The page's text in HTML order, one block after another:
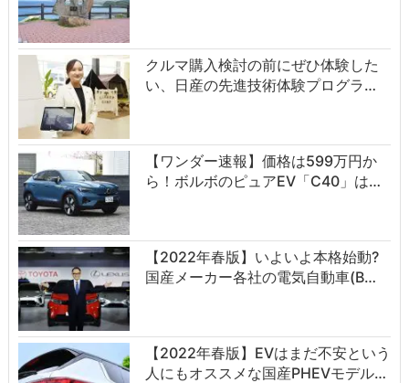
クルマ購入検討の前にぜひ体験した
い、日産の先進技術体験プログラ…
【ワンダー速報】価格は599万円か
ら！ボルボのピュアEV「C40」は…
【2022年春版】いよいよ本格始動?
国産メーカー各社の電気自動車(B…
【2022年春版】EVはまだ不安という
人にもオススメな国産PHEVモデル…